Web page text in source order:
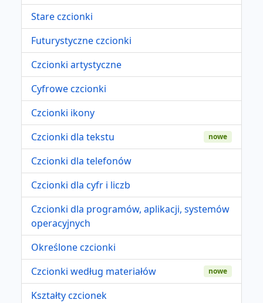
Stare czcionki
Futurystyczne czcionki
Czcionki artystyczne
Cyfrowe czcionki
Czcionki ikony
Czcionki dla tekstu
nowe
Czcionki dla telefonów
Czcionki dla cyfr i liczb
Czcionki dla programów, aplikacji, systemów
operacyjnych
Określone czcionki
Czcionki według materiałów
nowe
Kształty czcionek